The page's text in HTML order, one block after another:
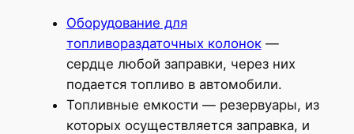
Оборудование для
топливораздаточных колонок—
сердце любой заправки, через них
подается топливо в автомобили.
Топливные емкости — резервуары, из
которых осуществляется заправка, и